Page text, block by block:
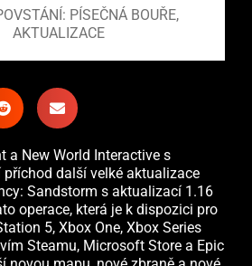
PÍSEČNÁ BOUŘE,
AKTUALIZACE
a New World Interactive s
další velké aktualizace
Sandstorm s aktualizací 1.16
operace, která je k dispozici pro
5, Xbox One, Xbox Series
Steamu, Microsoft Store a Epic